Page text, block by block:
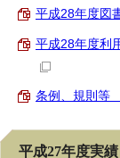
平成28年度図
平成28年度利
条例、規則等
平成27年度実績